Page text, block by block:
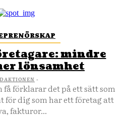
mindre
lönsamhet
-
förklarar det på ett sätt som
för dig som har ett företag att
fakturor...